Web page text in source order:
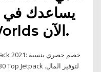
يساعدك
20٪ على LearnWorlds الآن.